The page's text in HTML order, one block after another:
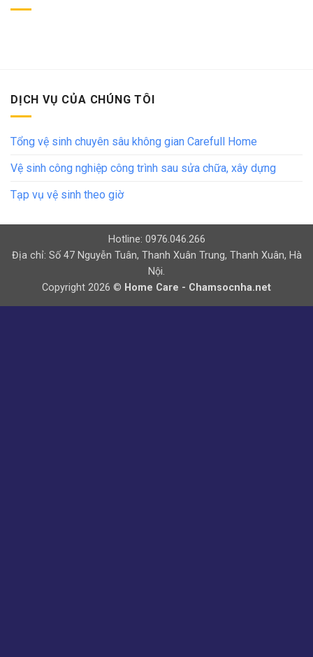
DỊCH VỤ CỦA CHÚNG TÔI
Tổng vệ sinh chuyên sâu không gian Carefull Home
Vệ sinh công nghiệp công trình sau sửa chữa, xây dựng
Tạp vụ vệ sinh theo giờ
Hotline: 0976.046.266
Địa chỉ: Số 47 Nguyễn Tuân, Thanh Xuân Trung, Thanh Xuân, Hà
Nội.
Copyright 2026 © Home Care - Chamsocnha.net